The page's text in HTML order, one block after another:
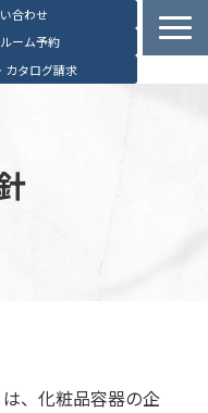
合わせ
ーム予約
カタログ請求
、化粧品容器の企